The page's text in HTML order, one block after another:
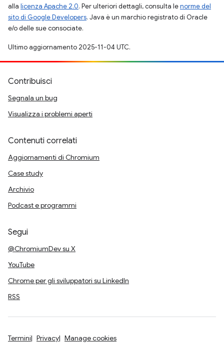
alla licenza Apache 2.0. Per ulteriori dettagli, consulta lenorme del
sito di Google Developers. Java è un marchio registrato di Oracle
e/o delle sue consociate.
Ultimo aggiornamento 2025-11-04 UTC.
Contribuisci
Segnala un bug
Visualizza i problemi aperti
Contenuti correlati
Aggiornamenti di Chromium
Case study
Archivio
Podcast e programmi
Segui
@ChromiumDev su X
YouTube
Chrome per gli sviluppatori su LinkedIn
RSS
Termini Privacy Manage cookies